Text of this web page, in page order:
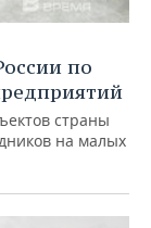
по
страны
на малых